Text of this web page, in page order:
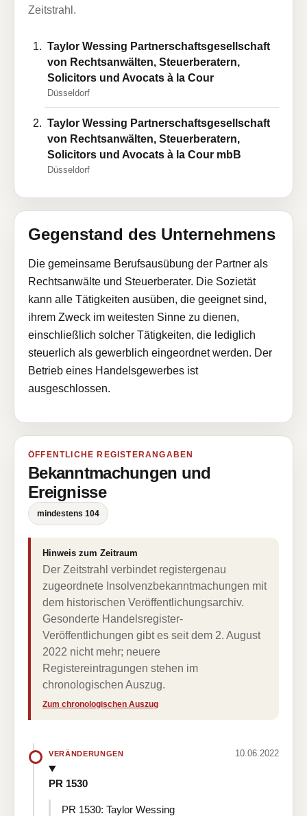
Zeitstrahl.
Taylor Wessing Partnerschaftsgesellschaft
von Rechtsanwälten, Steuerberatern,
Solicitors und Avocats à la Cour
Düsseldorf
Taylor Wessing Partnerschaftsgesellschaft
von Rechtsanwälten, Steuerberatern,
Solicitors und Avocats à la Cour mbB
Düsseldorf
Gegenstand des Unternehmens
Die gemeinsame Berufsausübung der Partner als
Rechtsanwälte und Steuerberater. Die Sozietät
kann alle Tätigkeiten ausüben, die geeignet sind,
ihrem Zweck im weitesten Sinne zu dienen,
einschließlich solcher Tätigkeiten, die lediglich
steuerlich als gewerblich eingeordnet werden. Der
Betrieb eines Handelsgewerbes ist
ausgeschlossen.
ÖFFENTLICHE REGISTERANGABEN
Bekanntmachungen und
Ereignisse
mindestens 104
Hinweis zum Zeitraum
Der Zeitstrahl verbindet registergenau
zugeordnete Insolvenzbekanntmachungen mit
dem historischen Veröffentlichungsarchiv.
Gesonderte Handelsregister-
Veröffentlichungen gibt es seit dem 2. August
2022 nicht mehr; neuere
Registereintragungen stehen im
chronologischen Auszug.
Zum chronologischen Auszug
VERÄNDERUNGEN 10.06.2022
PR 1530
PR 1530: Taylor Wessing